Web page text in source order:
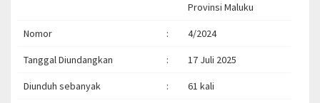
Provinsi Maluku
Nomor : 4/2024
Tanggal Diundangkan : 17 Juli 2025
Diunduh sebanyak : 61 kali